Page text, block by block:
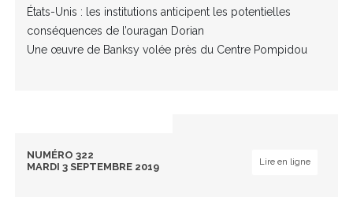
États-Unis : les institutions anticipent les potentielles
conséquences de l’ouragan Dorian
Une œuvre de Banksy volée près du Centre Pompidou
NUMÉRO 322
MARDI 3 SEPTEMBRE 2019
Lire en ligne